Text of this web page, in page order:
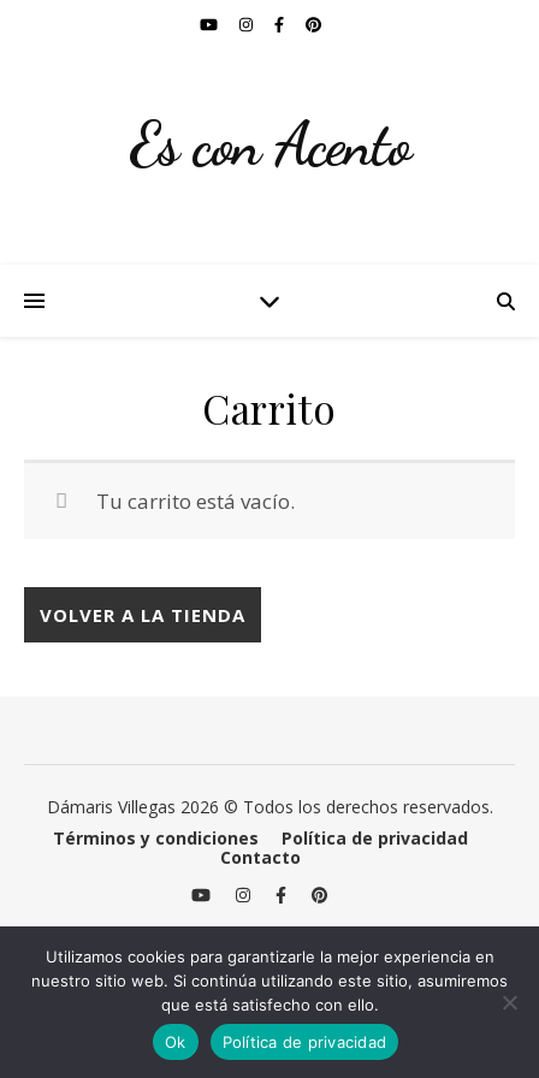
Es con Acento
Carrito
Tu carrito está vacío.
VOLVER A LA TIENDA
Dámaris Villegas 2026 © Todos los derechos reservados.
Términos y condiciones
Política de privacidad
Contacto
Utilizamos cookies para garantizarle la mejor experiencia en
nuestro sitio web. Si continúa utilizando este sitio, asumiremos
que está satisfecho con ello.
Ok
Política de privacidad